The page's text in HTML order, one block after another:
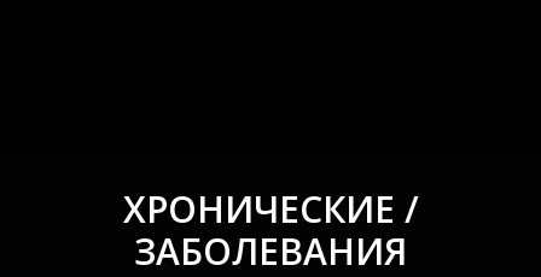
ХРОНИЧЕСКИЕ /
ЗАБОЛЕВАНИЯ